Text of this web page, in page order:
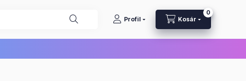
Profil Kosár
0